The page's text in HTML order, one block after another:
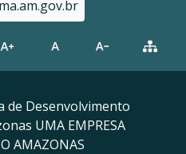
de Desenvolvimento
UMA EMPRESA
AMAZONAS